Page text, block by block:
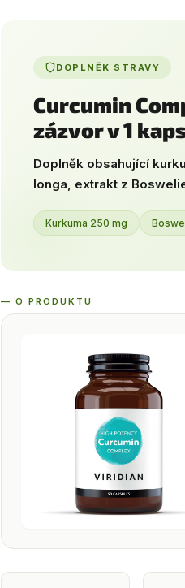
DOPLNĚK STRAVY
Curcumin
zázvor v 1
Doplněk obsahující
longa, extrakt z
Kurkuma 250 mg
— O PRODUKTU